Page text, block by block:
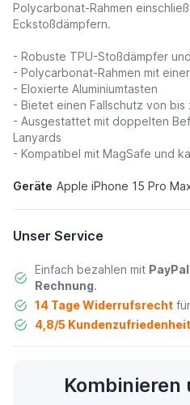
Polycarbonat-Rahmen
Eckstoßdämpfern.
- Robuste TPU-Stoßdämpfer
- Polycarbonat-Rahmen mit
- Eloxierte Aluminiumtasten
- Bietet einen Fallschutz von bis
- Ausgestattet mit doppelten
Lanyards
- Kompatibel mit MagSafe und
Geräte Apple iPhone 15 Pro
Unser Service
Einfach bezahlen mit PayPal
Rechnung.
14 Tage Widerrufsrechtfür
4,8/5 Kundenzufriedenheit
Kombinieren